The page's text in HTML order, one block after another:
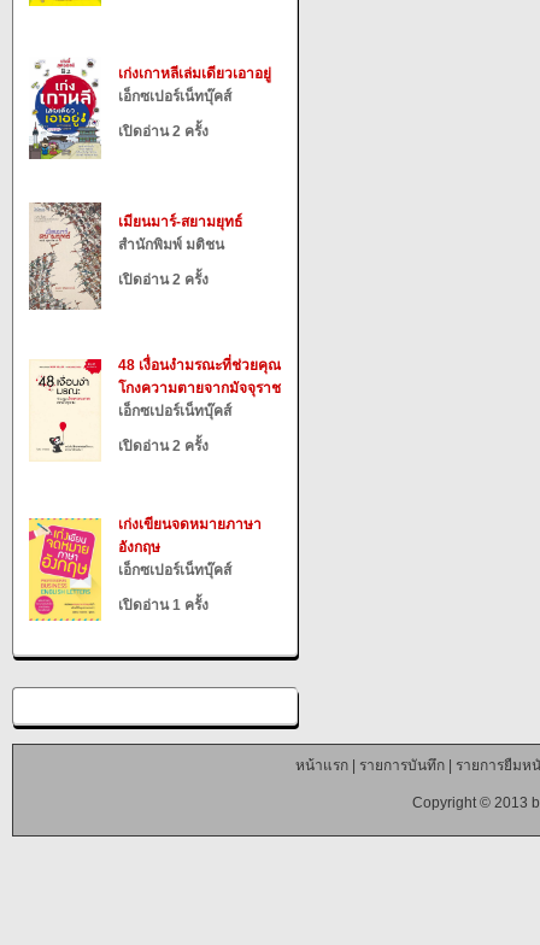
เก่งเกาหลีเล่มเดียวเอาอยู่
เอ็กซเปอร์เน็ทบุ๊คส์
เปิดอ่าน 2 ครั้ง
เมียนมาร์-สยามยุทธ์
สำนักพิมพ์ มติชน
เปิดอ่าน 2 ครั้ง
48 เงื่อนงำมรณะที่ช่วยคุณ
โกงความตายจากมัจจุราช
เอ็กซเปอร์เน็ทบุ๊คส์
เปิดอ่าน 2 ครั้ง
เก่งเขียนจดหมายภาษา
อังกฤษ
เอ็กซเปอร์เน็ทบุ๊คส์
เปิดอ่าน 1 ครั้ง
หน้าแรก| รายการบันทึก| รายการยืมห
Copyright © 2013